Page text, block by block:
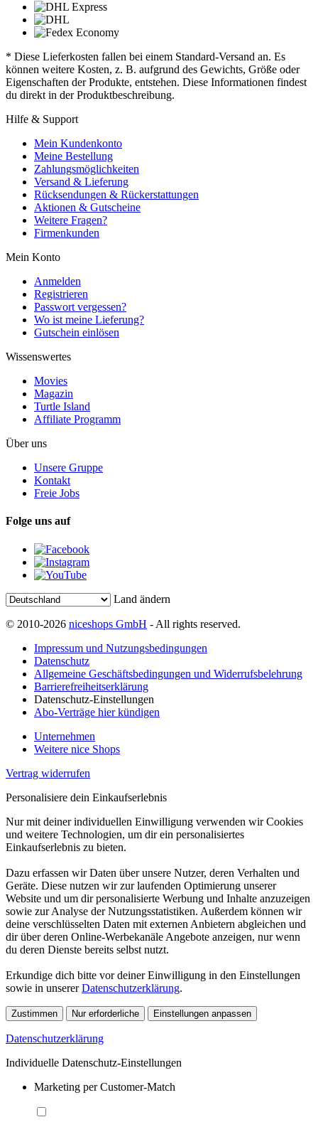
* Diese Lieferkosten fallen bei einem Standard-Versand an. Es
können weitere Kosten, z. B. aufgrund des Gewichts, Größe oder
Eigenschaften der Produkte, entstehen. Diese Informationen findest
du direkt in der Produktbeschreibung.
Hilfe & Support
Mein Kundenkonto
Meine Bestellung
Zahlungsmöglichkeiten
Versand & Lieferung
Rücksendungen & Rückerstattungen
Aktionen & Gutscheine
Weitere Fragen?
Firmenkunden
Mein Konto
Anmelden
Registrieren
Passwort vergessen?
Wo ist meine Lieferung?
Gutschein einlösen
Wissenswertes
Movies
Magazin
Turtle Island
Affiliate Programm
Über uns
Unsere Gruppe
Kontakt
Freie Jobs
Folge uns auf
Land ändern
© 2010-2026 niceshops GmbH - All rights reserved.
Impressum und Nutzungsbedingungen
Datenschutz
Allgemeine Geschäftsbedingungen und Widerrufsbelehrung
Barrierefreiheitserklärung
Datenschutz-Einstellungen
Abo-Verträge hier kündigen
Unternehmen
Weitere nice Shops
Vertrag widerrufen
Personalisiere dein Einkaufserlebnis
Nur mit deiner individuellen Einwilligung verwenden wir Cookies
und weitere Technologien, um dir ein personalisiertes
Einkaufserlebnis zu bieten.
Dazu erfassen wir Daten über unsere Nutzer, deren Verhalten und
Geräte. Diese nutzen wir zur laufenden Optimierung unserer
Website und um dir personalisierte Werbung und Inhalte anzuzeigen
sowie zur Analyse der Nutzungsstatistiken. Außerdem können wir
deine verschlüsselten Daten mit externen Anbietern abgleichen und
dir über deren Online-Werbekanäle Angebote anzeigen, nur wenn
du deren Dienste bereits selbst nutzt.
Erkundige dich bitte vor deiner Einwilligung in den Einstellungen
sowie in unsererDatenschutzerklärung.
Zustimmen Nur erforderliche Einstellungen anpassen
Datenschutzerklärung
Individuelle Datenschutz-Einstellungen
Marketing per Customer-Match